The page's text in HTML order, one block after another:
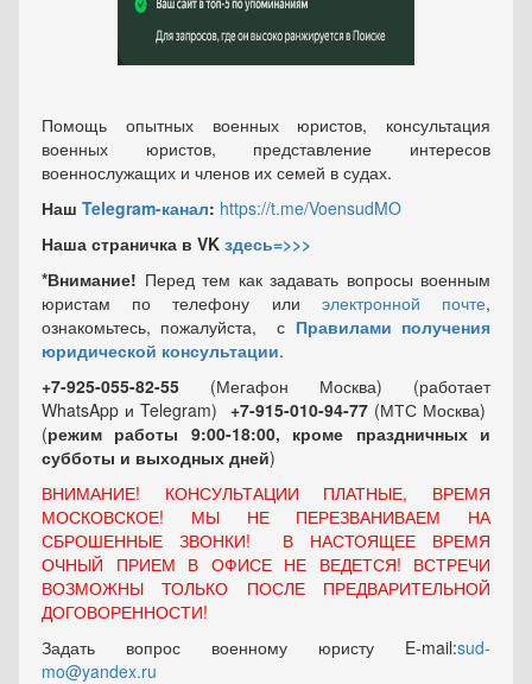
Помощь опытных военных юристов, консультация
военных юристов, представление интересов
военнослужащих и членов их семей в судах.
Наш Telegram-канал: https://t.me/VoensudMO
Наша страничка в VK здесь=>>>
*Внимание! Перед тем как задавать вопросы военным
юристам по телефону или электронной почте,
ознакомьтесь, пожалуйста, с Правилами получения
юридической консультации.
+7-925-055-82-55 (Мегафон Москва) (работает
WhatsApp и Telegram) +7-915-010-94-77 (МТС Москва)
(режим работы 9:00-18:00, кроме праздничных и
субботы и выходных дней)
ВНИМАНИЕ! КОНСУЛЬТАЦИИ ПЛАТНЫЕ, ВРЕМЯ
МОСКОВСКОЕ! МЫ НЕ ПЕРЕЗВАНИВАЕМ НА
СБРОШЕННЫЕ ЗВОНКИ! В НАСТОЯЩЕЕ ВРЕМЯ
ОЧНЫЙ ПРИЕМ В ОФИСЕ НЕ ВЕДЕТСЯ! ВСТРЕЧИ
ВОЗМОЖНЫ ТОЛЬКО ПОСЛЕ ПРЕДВАРИТЕЛЬНОЙ
ДОГОВОРЕННОСТИ!
Задать вопрос военному юристу E-mail:sud-
mo@yandex.ru